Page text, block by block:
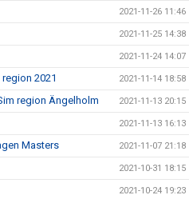
2021-11-26 11:46
2021-11-25 14:38
2021-11-24 14:07
2021 2021-11-14 18:58
region Ängelholm 2021-11-13 20:15
2021-11-13 16:13
Masters 2021-11-07 21:18
2021-10-31 18:15
2021-10-24 19:23